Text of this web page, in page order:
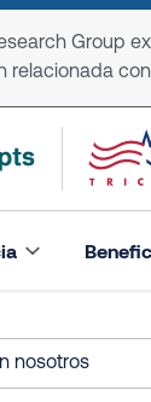
Group
relacionada
nosotros